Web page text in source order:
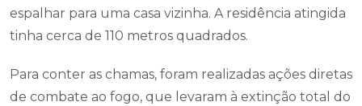
espalhar para uma casa vizinha. A residência atingida
tinha cerca de 110 metros quadrados.
Para conter as chamas, foram realizadas ações diretas
de combate ao fogo, que levaram à extinção total do